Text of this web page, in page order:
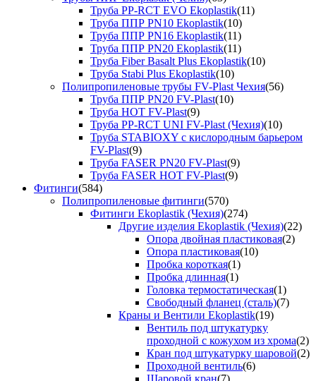
Труба PP-RCT EVO Ekoplastik(11)
Труба ППР PN10 Ekoplastik(10)
Труба ППР PN16 Ekoplastik(11)
Труба ППР PN20 Ekoplastik(11)
Труба Fiber Basalt Plus Ekoplastik(10)
Труба Stabi Plus Ekoplastik(10)
Полипропиленовые трубы FV-Plast Чехия(56)
Труба ППР PN20 FV-Plast(10)
Труба HOT FV-Plast(9)
Труба PP-RCT UNI FV-Plast (Чехия)(10)
Труба STABIOXY с кислородным барьером
FV-Plast(9)
Труба FASER PN20 FV-Plast(9)
Труба FASER HOT FV-Plast(9)
Фитинги(584)
Полипропиленовые фитинги(570)
Фитинги Ekoplastik (Чехия)(274)
Другие изделия Ekoplastik (Чехия)(22)
Опора двойная пластиковая(2)
Опора пластиковая(10)
Пробка короткая(1)
Пробка длинная(1)
Головка термостатическая(1)
Свободный фланец (сталь)(7)
Краны и Вентили Ekoplastik(19)
Вентиль под штукатурку
проходной с кожухом из хрома(2)
Кран под штукатурку шаровой(2)
Проходной вентиль(6)
Шаровой кран(7)